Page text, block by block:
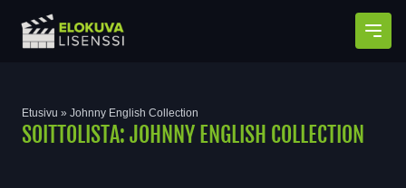
Etusivu » Johnny English Collection
SOITTOLISTA: JOHNNY ENGLISH COLLECTION